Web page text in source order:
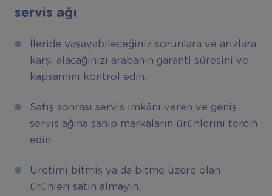
servis ağı
İleride yaşayabileceğiniz sorunlara ve arızlara
karşı alacağınızı arabanın garanti süresini ve
kapsamını kontrol edin.
Satış sonrası servis imkânı veren ve geniş
servis ağına sahip markaların ürünlerini tercih
edin.
Üretimi bitmiş ya da bitme üzere olan
ürünleri satın almayın.